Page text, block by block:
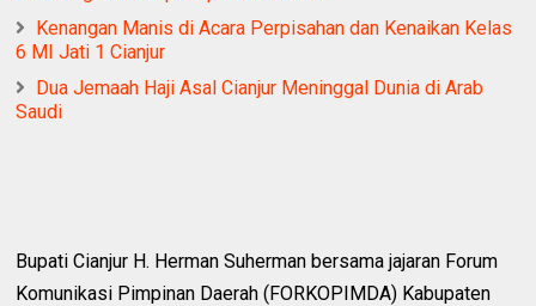
Kenangan Manis di Acara Perpisahan dan Kenaikan Kelas
6 MI Jati 1 Cianjur
Dua Jemaah Haji Asal Cianjur Meninggal Dunia di Arab
Saudi
Bupati Cianjur H. Herman Suherman bersama jajaran Forum
Komunikasi Pimpinan Daerah (FORKOPIMDA) Kabupaten